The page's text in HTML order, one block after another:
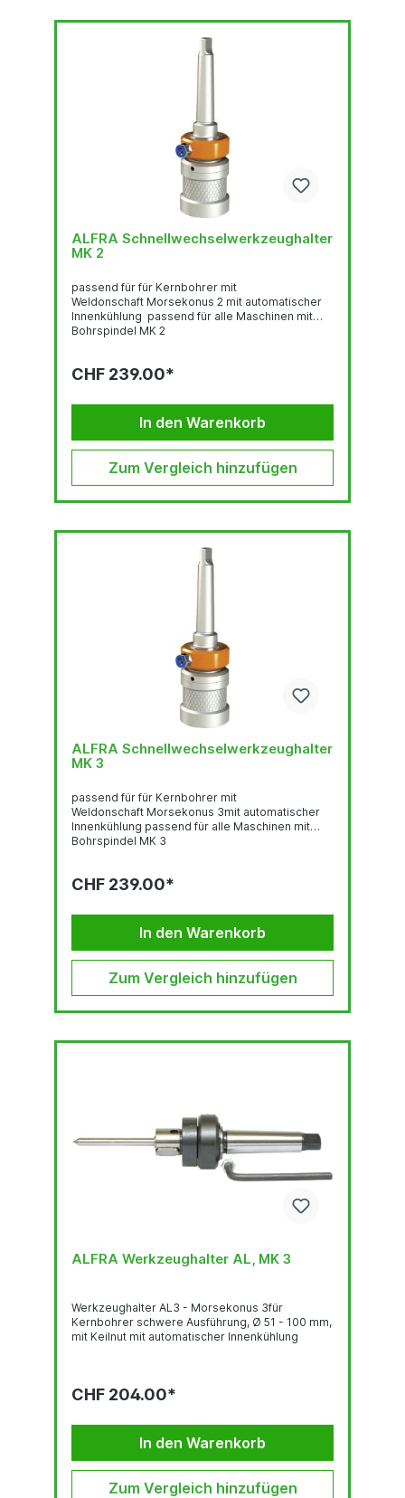
ALFRA Schnellwechselwerkzeughalter
MK 2
passend für für Kernbohrer mit
Weldonschaft Morsekonus 2 mit automatischer
Innenkühlung passend für alle Maschinen mit
Bohrspindel MK 2
CHF 239.00*
In den Warenkorb
Zum Vergleich hinzufügen
ALFRA Schnellwechselwerkzeughalter
MK 3
passend für für Kernbohrer mit
Weldonschaft Morsekonus 3mit automatischer
Innenkühlung passend für alle Maschinen mit
Bohrspindel MK 3
CHF 239.00*
In den Warenkorb
Zum Vergleich hinzufügen
ALFRA Werkzeughalter AL, MK 3
Werkzeughalter AL3 - Morsekonus 3für
Kernbohrer schwere Ausführung, Ø 51 - 100 mm,
mit Keilnut mit automatischer Innenkühlung
CHF 204.00*
In den Warenkorb
Zum Vergleich hinzufügen